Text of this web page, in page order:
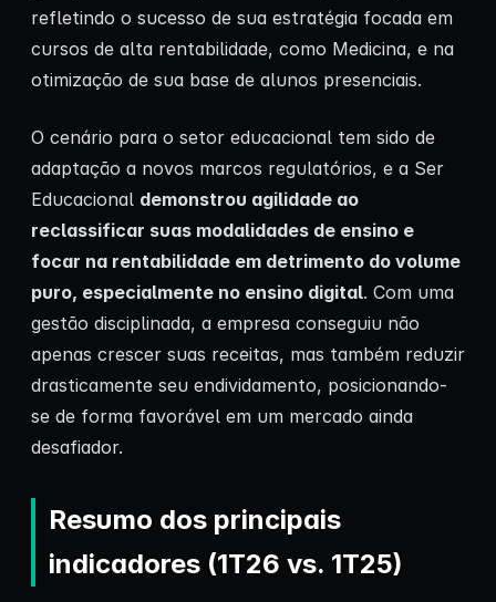
refletindo o sucesso de sua estratégia focada em
cursos de alta rentabilidade, como Medicina, e na
otimização de sua base de alunos presenciais.
O cenário para o setor educacional tem sido de
adaptação a novos marcos regulatórios, e a Ser
Educacional demonstrou agilidade ao
reclassificar suas modalidades de ensino e
focar na rentabilidade em detrimento do volume
puro, especialmente no ensino digital. Com uma
gestão disciplinada, a empresa conseguiu não
apenas crescer suas receitas, mas também reduzir
drasticamente seu endividamento, posicionando-
se de forma favorável em um mercado ainda
desafiador.
Resumo dos principais
indicadores (1T26 vs. 1T25)